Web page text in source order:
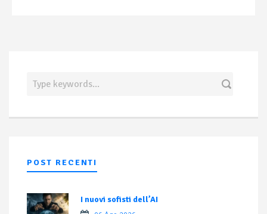
POST RECENTI
I nuovi sofisti dell’AI